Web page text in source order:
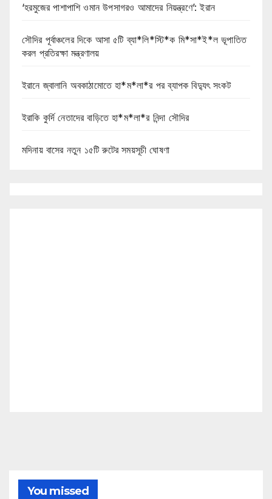
‘হরমুজের পাশাপাশি ওমান উপসাগরও আমাদের নিয়ন্ত্রণে’: ইরান
সৌদির পূর্বাঞ্চলের দিকে আসা ৫টি ব্যা*লি*স্টি*ক মি*সা*ই*ল ভূপাতিত
করল প্রতিরক্ষা মন্ত্রণালয়
ইরানে জ্বালানি অবকাঠামোতে হা*ম*লা*র পর ব্যাপক বিদ্যুৎ সংকট
ইরাকি কুর্দি নেতাদের বাড়িতে হা*ম*লা*র নিন্দা সৌদির
মদিনায় বাসের নতুন ১৫টি রুটের সময়সূচী ঘোষণা
You missed